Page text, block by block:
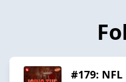
#179: